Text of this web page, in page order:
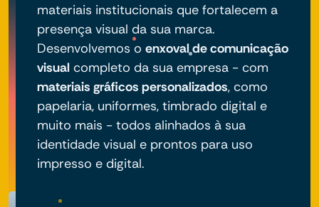
materiais institucionais que fortalecem a
presença visual da sua marca.
Desenvolvemos o enxoval de comunicação
visual completo da sua empresa - com
materiais gráficos personalizados, como
papelaria, uniformes, timbrado digital e
muito mais - todos alinhados à sua
identidade visual e prontos para uso
impresso e digital.